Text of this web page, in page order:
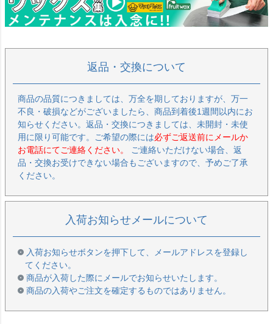
返品・交換について
商品の品質につきましては、万全を期しておりますが、万一
不良・破損などがございましたら、商品到着後1週間以内にお
知らせください。返品・交換につきましては、未開封・未使
用に限り可能です。ご希望の際には必ずご返送前にメールか
お電話にてご連絡ください。
ご連絡いただけない場合、返
品・交換お受けできない場合もございますので、予めご了承
ください。
入荷お知らせメールについて
入荷お知らせボタンを押下して、メールアドレスを登録し
てください。
商品が入荷した際にメールでお知らせいたします。
商品の入荷やご注文を確定するものではありません。